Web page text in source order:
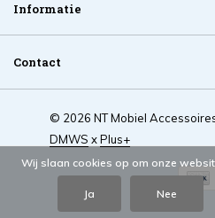
Informatie
Contact
© 2026 NT Mobiel
DMWS xPlus+
Wij slaan cookies op om onze
Ja Nee